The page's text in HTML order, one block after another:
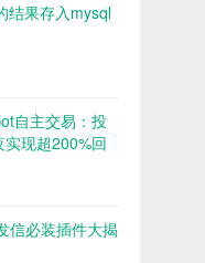
结果存入mysql
自主交易：投
现超200%回
信必装插件大揭